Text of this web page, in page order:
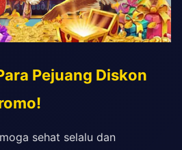
Pejuang Diskon
sehat selalu dan